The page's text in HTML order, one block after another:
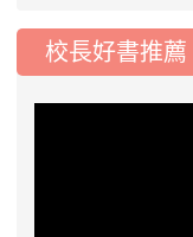
態編班結果公告
2026-07-31
公告
工車輛臨停」一
校長好書推薦